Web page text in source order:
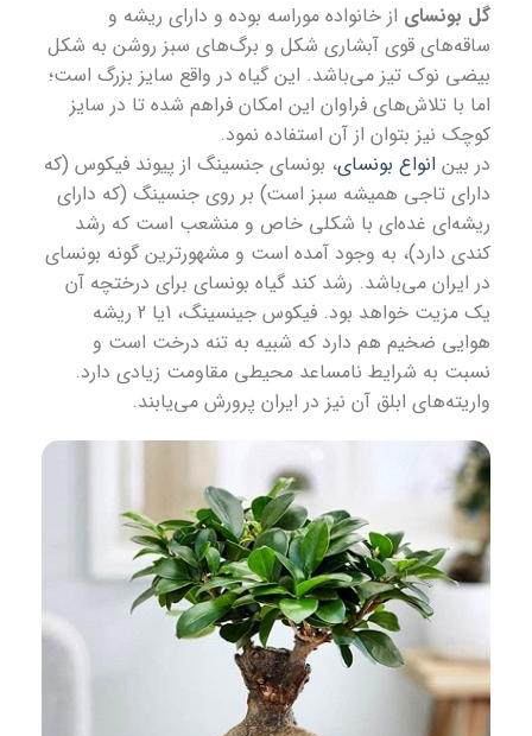
گل بونسای از خانواده موراسه بوده و دارای ریشه و
ساقه‌های قوی آبشاری شکل و برگ‌های سبز روشن به شکل
بیضی نوک تیز می‌باشد. این گیاه در واقع سایز بزرگ است؛
اما با تلاش‌های فراوان این امکان فراهم شده تا در سایز
کوچک نیز بتوان از آن استفاده نمود.
در بین انواع بونسای، بونسای جنسینگ از پیوند فیکوس (که
دارای تاجی همیشه سبز است) بر روی جنسینگ (که دارای
ریشه‌ای غده‌ای با شکلی خاص و منشعب است که رشد
کندی دارد)، به وجود آمده است و مشهورترین گونه بونسای
در ایران می‌باشد. رشد کند گیاه بونسای برای درختچه آن
یک مزیت خواهد بود. فیکوس جینسینگ، 1یا 2 ریشه
هوایی ضخیم هم دارد که شبیه به تنه درخت است و
نسبت به شرایط نامساعد محیطی مقاومت زیادی دارد.
واریته‌های ابلق آن نیز در ایران پرورش می‌یابند.